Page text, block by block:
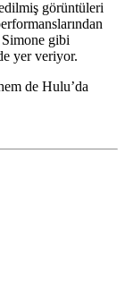
görüntüleri
Simone gibi
yer veriyor.
de Hulu’da